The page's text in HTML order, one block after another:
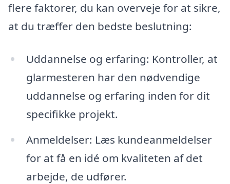
flere faktorer, du kan overveje for at sikre,
at du træffer den bedste beslutning:
Uddannelse og erfaring: Kontroller, at
glarmesteren har den nødvendige
uddannelse og erfaring inden for dit
specifikke projekt.
Anmeldelser: Læs kundeanmeldelser
for at få en idé om kvaliteten af det
arbejde, de udfører.